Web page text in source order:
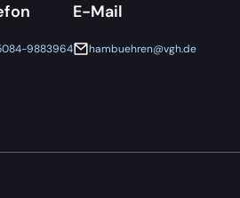
9883964
E-Mail
hambuehren@vgh.de